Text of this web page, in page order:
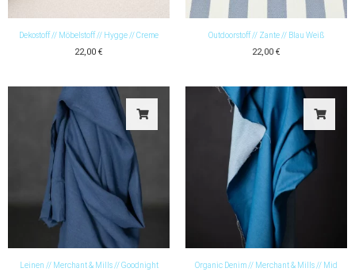
Dekostoff // Möbelstoff // Hygge // Creme
22,00 €
Outdoorstoff // Zante // Blau Weiß
22,00 €
Leinen // Merchant & Mills // Goodnight
Organic Denim // Merchant & Mills // Mid